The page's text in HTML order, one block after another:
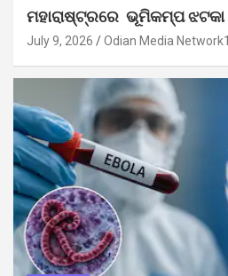
ମହାରାଷ୍ଟ୍ରରେ ଭୂମିକମ୍ପ ଝଟକା
July 9, 2026 Odian Media Network1